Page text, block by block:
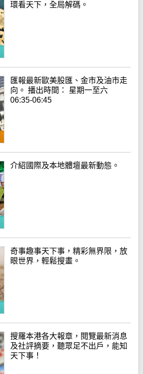
環看天下，全局解碼。
匯報最新歐美股匯、金市及油市走
向。 播出時間： 星期一至六
06:35-06:45
介紹國際及本地體壇最新動態。
奇事趣事天下事，精彩無界限，放
眼世界，輕鬆搜畫。
搜羅本港各大報章，閱覽最新消息
及社評摘要，聽眾足不出戶，能知
天下事！